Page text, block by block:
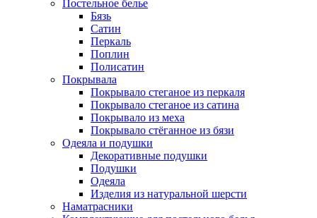
Постельное белье
Бязь
Сатин
Перкаль
Поплин
Полисатин
Покрывала
Покрывало стеганое из перкаля
Покрывало стеганое из сатина
Покрывало из меха
Покрывало стёганное из бязи
Одеяла и подушки
Декоративные подушки
Подушки
Одеяла
Изделия из натуральной шерсти
Наматраcники